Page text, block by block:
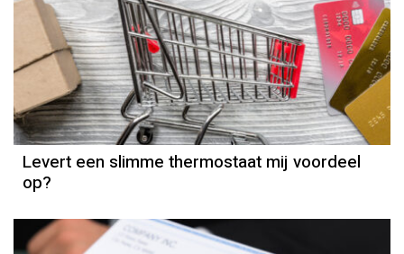
Aankopen
Levert een slimme thermostaat mij voordeel
op?